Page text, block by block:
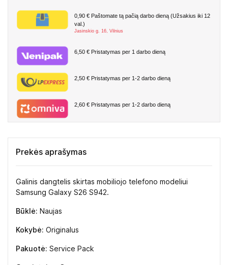
0,90 € Paštomate tą pačią darbo dieną (Užsakius iki 12
val.)
Jasinskio g. 16, Vilnius
6,50 € Pristatymas per 1 darbo dieną
2,50 € Pristatymas per 1-2 darbo dieną
2,60 € Pristatymas per 1-2 darbo dieną
Prekės aprašymas
Galinis dangtelis skirtas mobiliojo telefono modeliui
Samsung Galaxy S26 S942.
Būklė: Naujas
Kokybė: Originalus
Pakuotė: Service Pack